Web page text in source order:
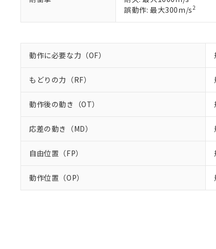
誤動作: 最大300m/s2
動作に必要な力（OF）
もどりの力（RF）
動作後の動き（OT）
応差の動き（MD）
自由位置（FP）
動作位置（OP）
り割愛しており